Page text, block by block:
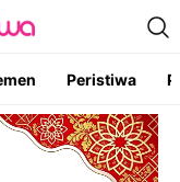
Peristiwa